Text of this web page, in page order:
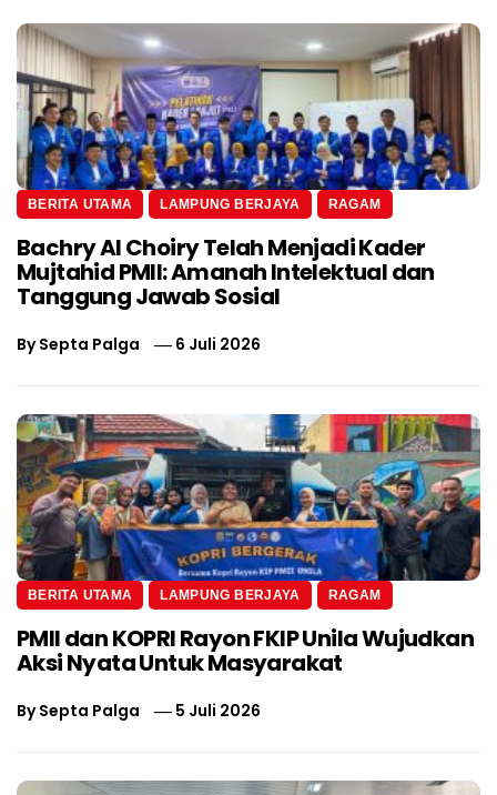
BERITA UTAMA LAMPUNG BERJAYA RAGAM
Bachry Al Choiry Telah Menjadi Kader
Mujtahid PMII: Amanah Intelektual dan
Tanggung Jawab Sosial
BySepta Palga 6 Juli 2026
BERITA UTAMA LAMPUNG BERJAYA RAGAM
PMII dan KOPRI Rayon FKIP Unila Wujudkan
Aksi Nyata Untuk Masyarakat
BySepta Palga 5 Juli 2026